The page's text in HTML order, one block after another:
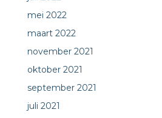
mei 2022
maart 2022
november 2021
oktober 2021
september 2021
juli 2021